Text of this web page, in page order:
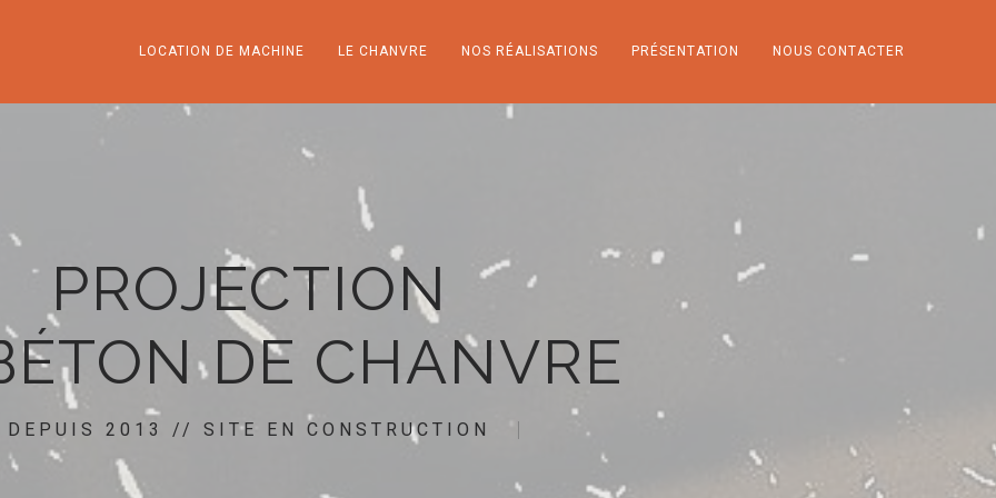
LOCATION DE MACHINE LE CHANVRE NOS RÉALISATIONS PRÉSENTATION NOUS CONTACTER
PROJECTION
DE CHANVRE
DEPUIS 2013 // SITE EN CONSTRUCTION